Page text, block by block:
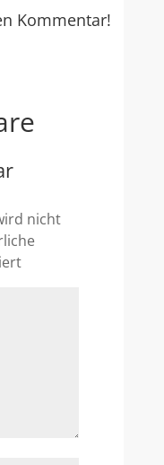
Kommentar!
nicht